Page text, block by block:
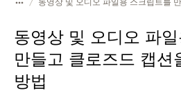
동영상 및 오디오 파
만들고 클로즈드 캡션
방법